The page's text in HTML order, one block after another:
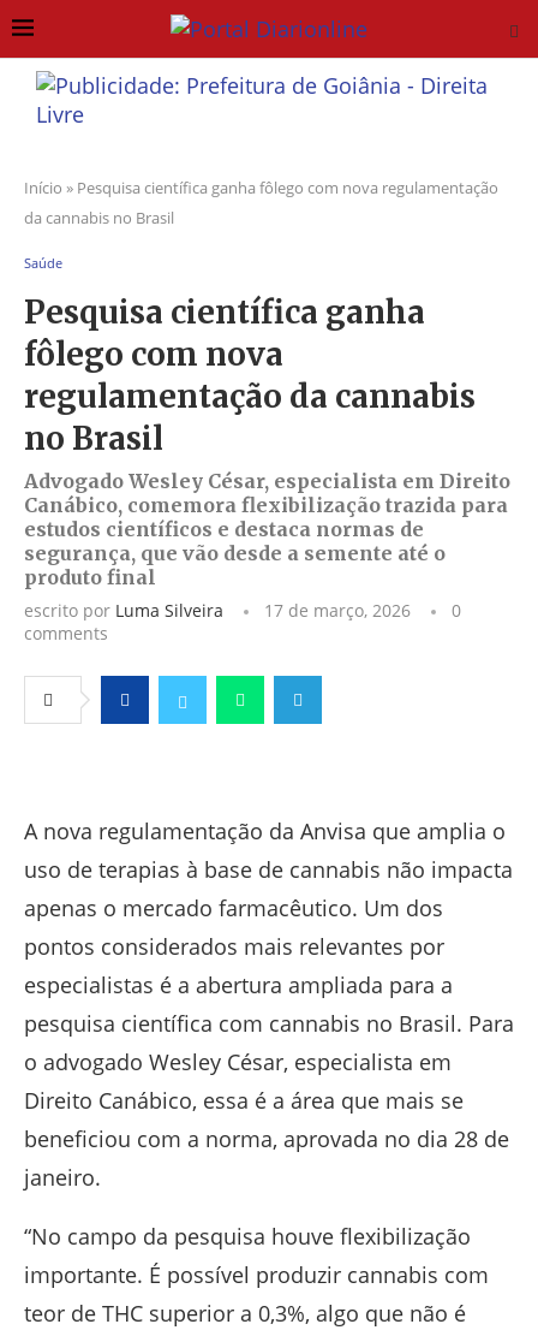
Início » Pesquisa científica ganha fôlego com nova regulamentação
da cannabis no Brasil
Saúde
Pesquisa científica ganha
fôlego com nova
regulamentação da cannabis
no Brasil
Advogado Wesley César, especialista em Direito
Canábico, comemora flexibilização trazida para
estudos científicos e destaca normas de
segurança, que vão desde a semente até o
produto final
escrito por Luma Silveira 17 de março, 2026
0
comments
A nova regulamentação da Anvisa que amplia o
uso de terapias à base de cannabis não impacta
apenas o mercado farmacêutico. Um dos
pontos considerados mais relevantes por
especialistas é a abertura ampliada para a
pesquisa científica com cannabis no Brasil. Para
o advogado Wesley César, especialista em
Direito Canábico, essa é a área que mais se
beneficiou com a norma, aprovada no dia 28 de
janeiro.
“No campo da pesquisa houve flexibilização
importante. É possível produzir cannabis com
teor de THC superior a 0,3%, algo que não é